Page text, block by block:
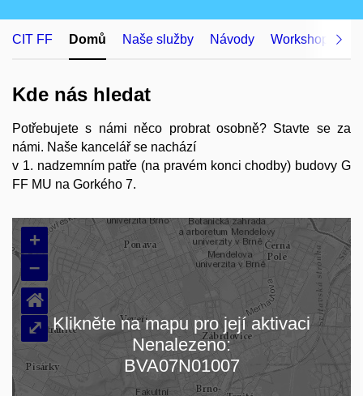
CIT FF Domů Naše služby Návody Workshopy
Kde nás hledat
Potřebujete s námi něco probrat osobně? Stavte se za
námi. Naše kancelář se nachází
v 1. nadzemním patře (na pravém konci chodby) budovy G
FF MU na Gorkého 7.
Načítám mapu…
+
–
⌂
⤢ Klikněte na mapu pro její aktivaci
Nenalezeno:
BVA07N01007